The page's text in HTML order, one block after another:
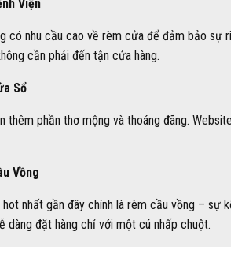
Viện
có nhu cầu cao về rèm cửa để đảm bảo
cần phải đến tận cửa hàng.
Sổ
thêm phần thơ mộng và thoáng đãng.
Vồng
nhất gần đây chính là rèm cầu vồng – sự
dàng đặt hàng chỉ với một cú nhấp chuột.